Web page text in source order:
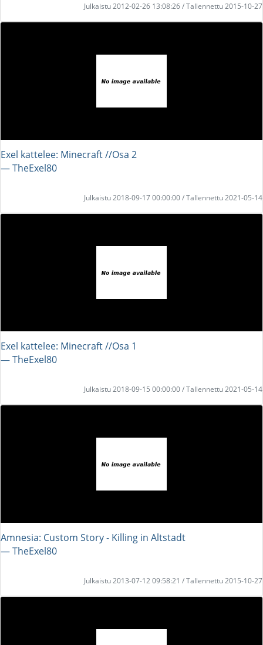
Julkaistu 2012-02-26 13:08:26 / Tallennettu 2015-10-27
Exel kattelee: Minecraft //Osa 2
― TheExel80
Julkaistu 2018-09-17 00:00:00 / Tallennettu 2021-05-14
Exel kattelee: Minecraft //Osa 1
― TheExel80
Julkaistu 2018-09-15 00:00:00 / Tallennettu 2021-05-14
Amnesia: Custom Story - Killing in Altstadt
― TheExel80
Julkaistu 2013-07-12 09:58:21 / Tallennettu 2015-10-27